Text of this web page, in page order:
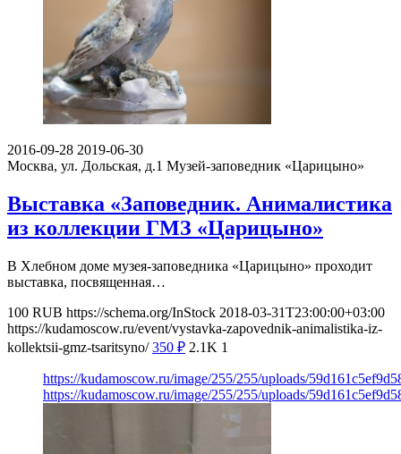
2016-09-28 2019-06-30
Москва, ул. Дольская, д.1 Музей-заповедник «Царицыно»
Выставка «Заповедник. Анималистика
из коллекции ГМЗ «Царицыно»
В Хлебном доме музея-заповедника «Царицыно» проходит
выставка, посвященная…
100 RUB https://schema.org/InStock 2018-03-31T23:00:00+03:00
https://kudamoscow.ru/event/vystavka-zapovednik-animalistika-iz-
kollektsii-gmz-tsaritsyno/ 350 ₽ 2.1K 1
https://kudamoscow.ru/image/255/255/uploads/
https://kudamoscow.ru/image/255/255/uploads/